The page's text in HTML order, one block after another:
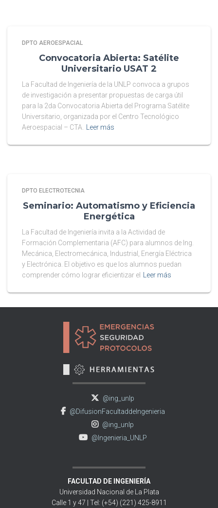
DPTO AEROESPACIAL
Convocatoria Abierta: Satélite
Universitario USAT 2
La Facultad de Ingeniería de la UNLP convoca a grupos
de investigación a presentar propuestas de carga útil
para la 2da Convocatoria Abierta del Programa Satélite
Universitario, organizada por el Centro Tecnológico
Aeroespacial – CTA.
Leer más
DPTO ELECTROTECNIA
Seminario: Automatismo y Eficiencia
Energética
La Facultad de Ingeniería invita a la Actividad de
Formación Complementaria (AFC) para alumnos de Ing.
Mecánica, Electromecánica, Industrial, Energía Eléctrica
y Electrónica. El objetivo es que los alumnos puedan
comprender cómo lograr eficientizar el
Leer más
@ing_unlp
@DifusionFacultaddeIngenieria
@ing_unlp
@Ingenieria_UNLP
FACULTAD DE INGENIERÍA
Universidad Nacional de La Plata
Calle 1 y 47 | Tel: (+54) (221) 425-8911